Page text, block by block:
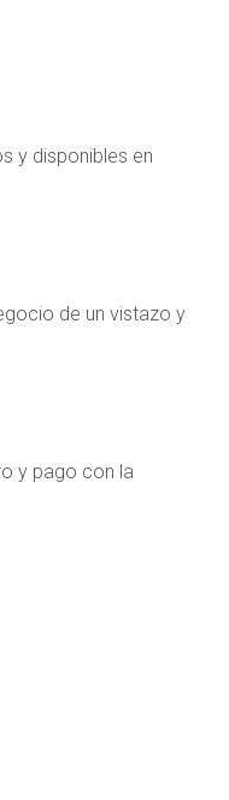
y disponibles en
de un vistazo y
y pago con la